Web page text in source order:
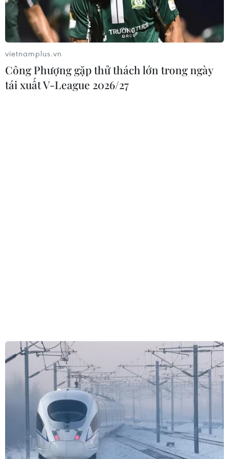
một số loài hải sản như cá bơn, cá thèn, ghẹ...
chết bất thường và trôi dạt vào bờ biển. Người
dân và chính quyền địa phương đã thu gom
được khoảng 100kg cá biển tự nhiên bị chết.
Đến ngày 8/9 tại khu vực nuôi cá lồng của ngư
dân xã đảo Nghi Sơn (huyện Tĩnh Gia) cũng xảy
ra hiện tượng cá nuôi lồng quẫy nước mạnh và
bị chết rất nhanh với số lượng lớn. Theo thống
vietnamplus.vn
Công Phượng gặp thử thách lớn trong ngày
tái xuất V-League 2026/27